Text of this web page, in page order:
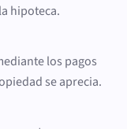
hipoteca.
los pagos
se aprecia.